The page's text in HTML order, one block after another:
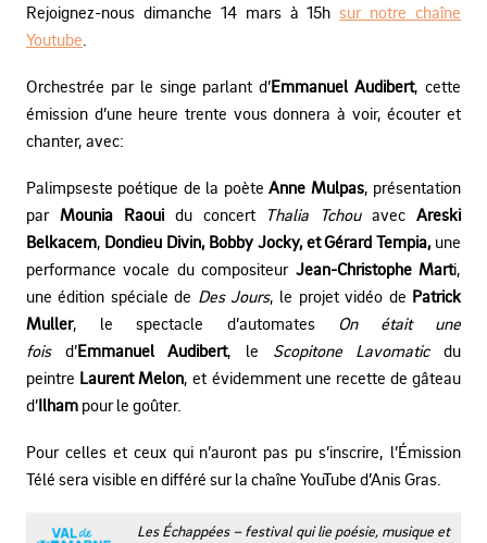
Rejoignez-nous dimanche 14 mars à 15hsur notre chaîne
Youtube.
Orchestrée par le singe parlant d’Emmanuel Audibert, cette
émission d’une heure trente vous donnera à voir, écouter et
chanter, avec:
Palimpseste poétique de la poèteAnne Mulpas, présentation
par Mounia Raouidu concert Thalia Tchouavec Areski
Belkacem, Dondieu Divin, Bobby Jocky, et Gérard Tempia,une
performance vocale du compositeur Jean-Christophe Marti,
une édition spéciale de Des Jours, le projet vidéo de Patrick
Muller, le spectacle d’automates
On était une
foisd’Emmanuel Audibert, le Scopitone Lavomaticdu
peintre Laurent Melon, et évidemment une recette de gâteau
d’Ilham pour le goûter.
Pour celles et ceux qui n’auront pas pu s’inscrire, l’Émission
Télé sera visible en différé sur la chaîne YouTube d’Anis Gras.
Les Échappées – festival qui lie poésie, musique et